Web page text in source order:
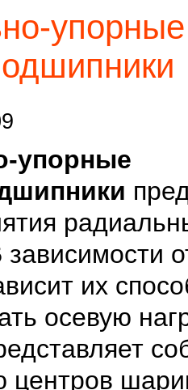
упорные
упорные
зависимости
их
осевую
центров